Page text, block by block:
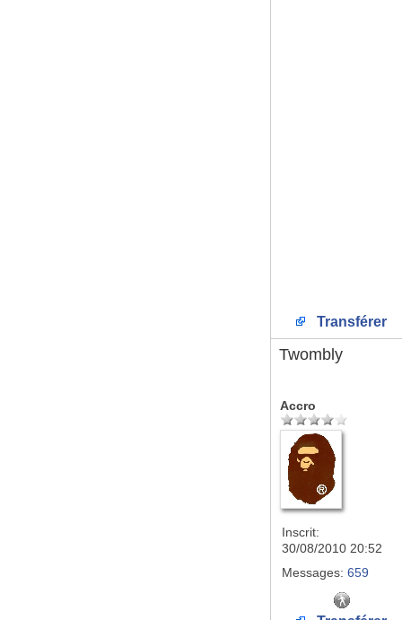
Transférer
Twombly
Accro
Inscrit:
30/08/2010 20:52
Messages: 659